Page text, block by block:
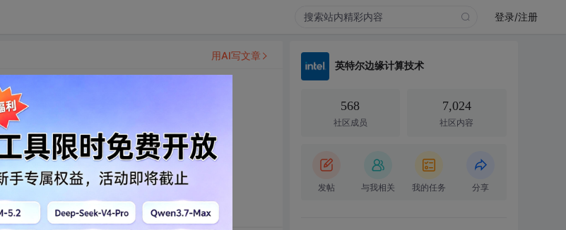
登录/注册
用AI写文章
英特尔边缘计算技术
568
社区成员
7,024
社区内容
发帖 与我相关 我的任务 分享